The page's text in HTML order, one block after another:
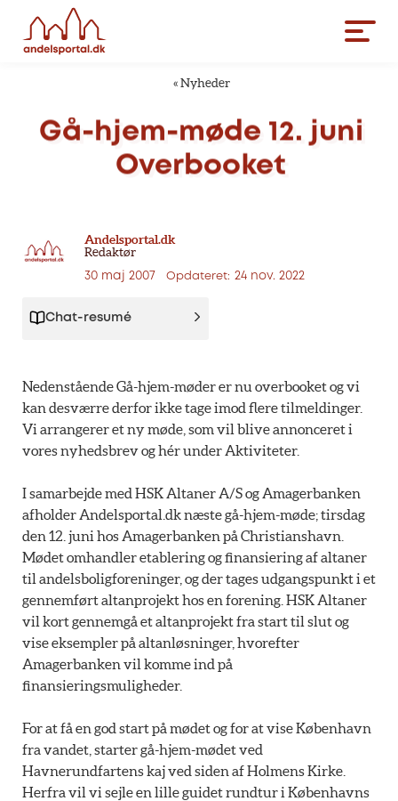
« Nyheder
Gå-hjem-møde 12. juni
Overbooket
Andelsportal.dk
Redaktør
30 maj 2007 Opdateret: 24 nov. 2022
Chat-resumé
Nedenstående Gå-hjem-møder er nu overbooket og vi
kan desværre derfor ikke tage imod flere tilmeldinger.
Vi arrangerer et ny møde, som vil blive annonceret i
vores nyhedsbrev og hér under Aktiviteter.
I samarbejde med HSK Altaner A/S og Amagerbanken
afholder Andelsportal.dk næste gå-hjem-møde; tirsdag
den 12. juni hos Amagerbanken på Christianshavn.
Mødet omhandler etablering og finansiering af altaner
til andelsboligforeninger, og der tages udgangspunkt i et
gennemført altanprojekt hos en forening. HSK Altaner
vil kort gennemgå et altanprojekt fra start til slut og
vise eksempler på altanløsninger, hvorefter
Amagerbanken vil komme ind på
finansieringsmuligheder.
For at få en god start på mødet og for at vise København
fra vandet, starter gå-hjem-mødet ved
Havnerundfartens kaj ved siden af Holmens Kirke.
Herfra vil vi sejle en lille guidet rundtur i Københavns